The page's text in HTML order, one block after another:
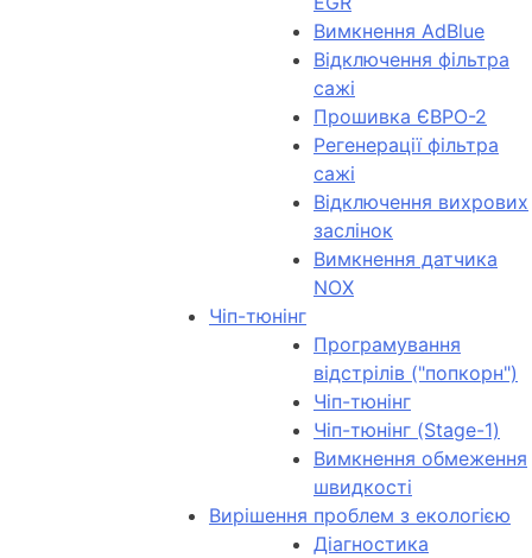
Вимкнення AdBlue
Відключення фільтра
сажі
Прошивка ЄВРО-2
Регенерації фільтра
сажі
Відключення вихрових
заслінок
Вимкнення датчика
NOX
Чіп-тюнінг
Програмування
відстрілів ("попкорн")
Чіп-тюнінг
Чіп-тюнінг (Stage-1)
Вимкнення обмеження
швидкості
Вирішення проблем з екологією
Діагностика